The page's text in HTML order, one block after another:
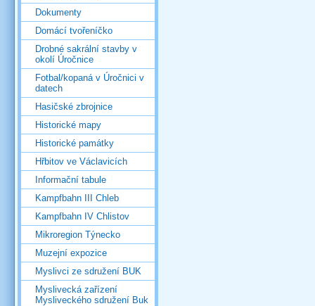
Dokumenty
Domácí tvořeníčko
Drobné sakrální stavby v
okolí Úročnice
Fotbal/kopaná v Úročnici v
datech
Hasičské zbrojnice
Historické mapy
Historické památky
Hřbitov ve Václavicích
Informační tabule
Kampfbahn III Chleb
Kampfbahn IV Chlistov
Mikroregion Týnecko
Muzejní expozice
Myslivci ze sdružení BUK
Myslivecká zařízení
Mysliveckého sdružení Buk